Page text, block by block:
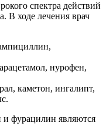
спектра действий
В ходе лечения врач
нурофен,
каметон, ингалипт,
и фурацилин являются